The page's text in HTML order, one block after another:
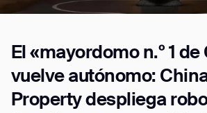
El «mayordomo n.º 1 de
vuelve autónomo:
Property despliega
Job title*